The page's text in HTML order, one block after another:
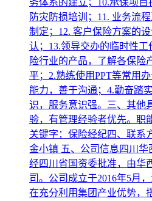
防灾防损培训；11. 业务流
制定；12. 客户保险方案的
认；13.领导交办的临时性
险行业的产品，了解各保险
平；2.熟练使用PPT等常用
能力，善于沟通；4.勤奋踏
识，服务意识强。三、其他
验，有管理经验者优先。职
关键字：保险经纪四、联系
金小镇 五、公司信息四川
经四川省国资委批准，由华
司。公司成立于2016年5月
在充分利用集团产业优势，